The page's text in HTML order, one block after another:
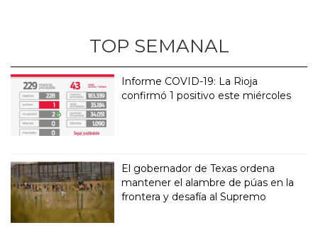
TOP SEMANAL
Informe COVID-19: La Rioja
confirmó 1 positivo este miércoles
El gobernador de Texas ordena
mantener el alambre de púas en la
frontera y desafía al Supremo